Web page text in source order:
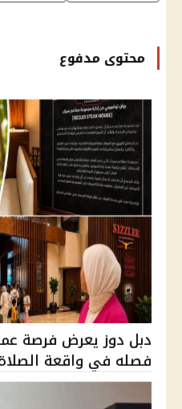
محتوى مدفوع
دبل دوز يعرض فرصة
فصله في واقعة